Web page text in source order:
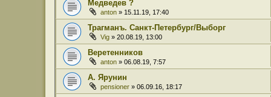
Медведев ?
anton » 15.11.19, 17:40
Трагманъ. Санкт-Петербург/Выборг
Vig » 20.08.19, 13:00
Веретенников
anton » 06.08.19, 7:57
А. Ярунин
pensioner » 06.09.16, 18:17